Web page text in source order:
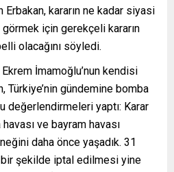
kararın ne kadar siyasi
için gerekçeli kararın
olacağını söyledi.
İmamoğlu’nun kendisi
Türkiye’nin gündemine bomba
değerlendirmeleri yaptı: Karar
ve bayram havası
daha önce yaşadık. 31
şekilde iptal edilmesi yine